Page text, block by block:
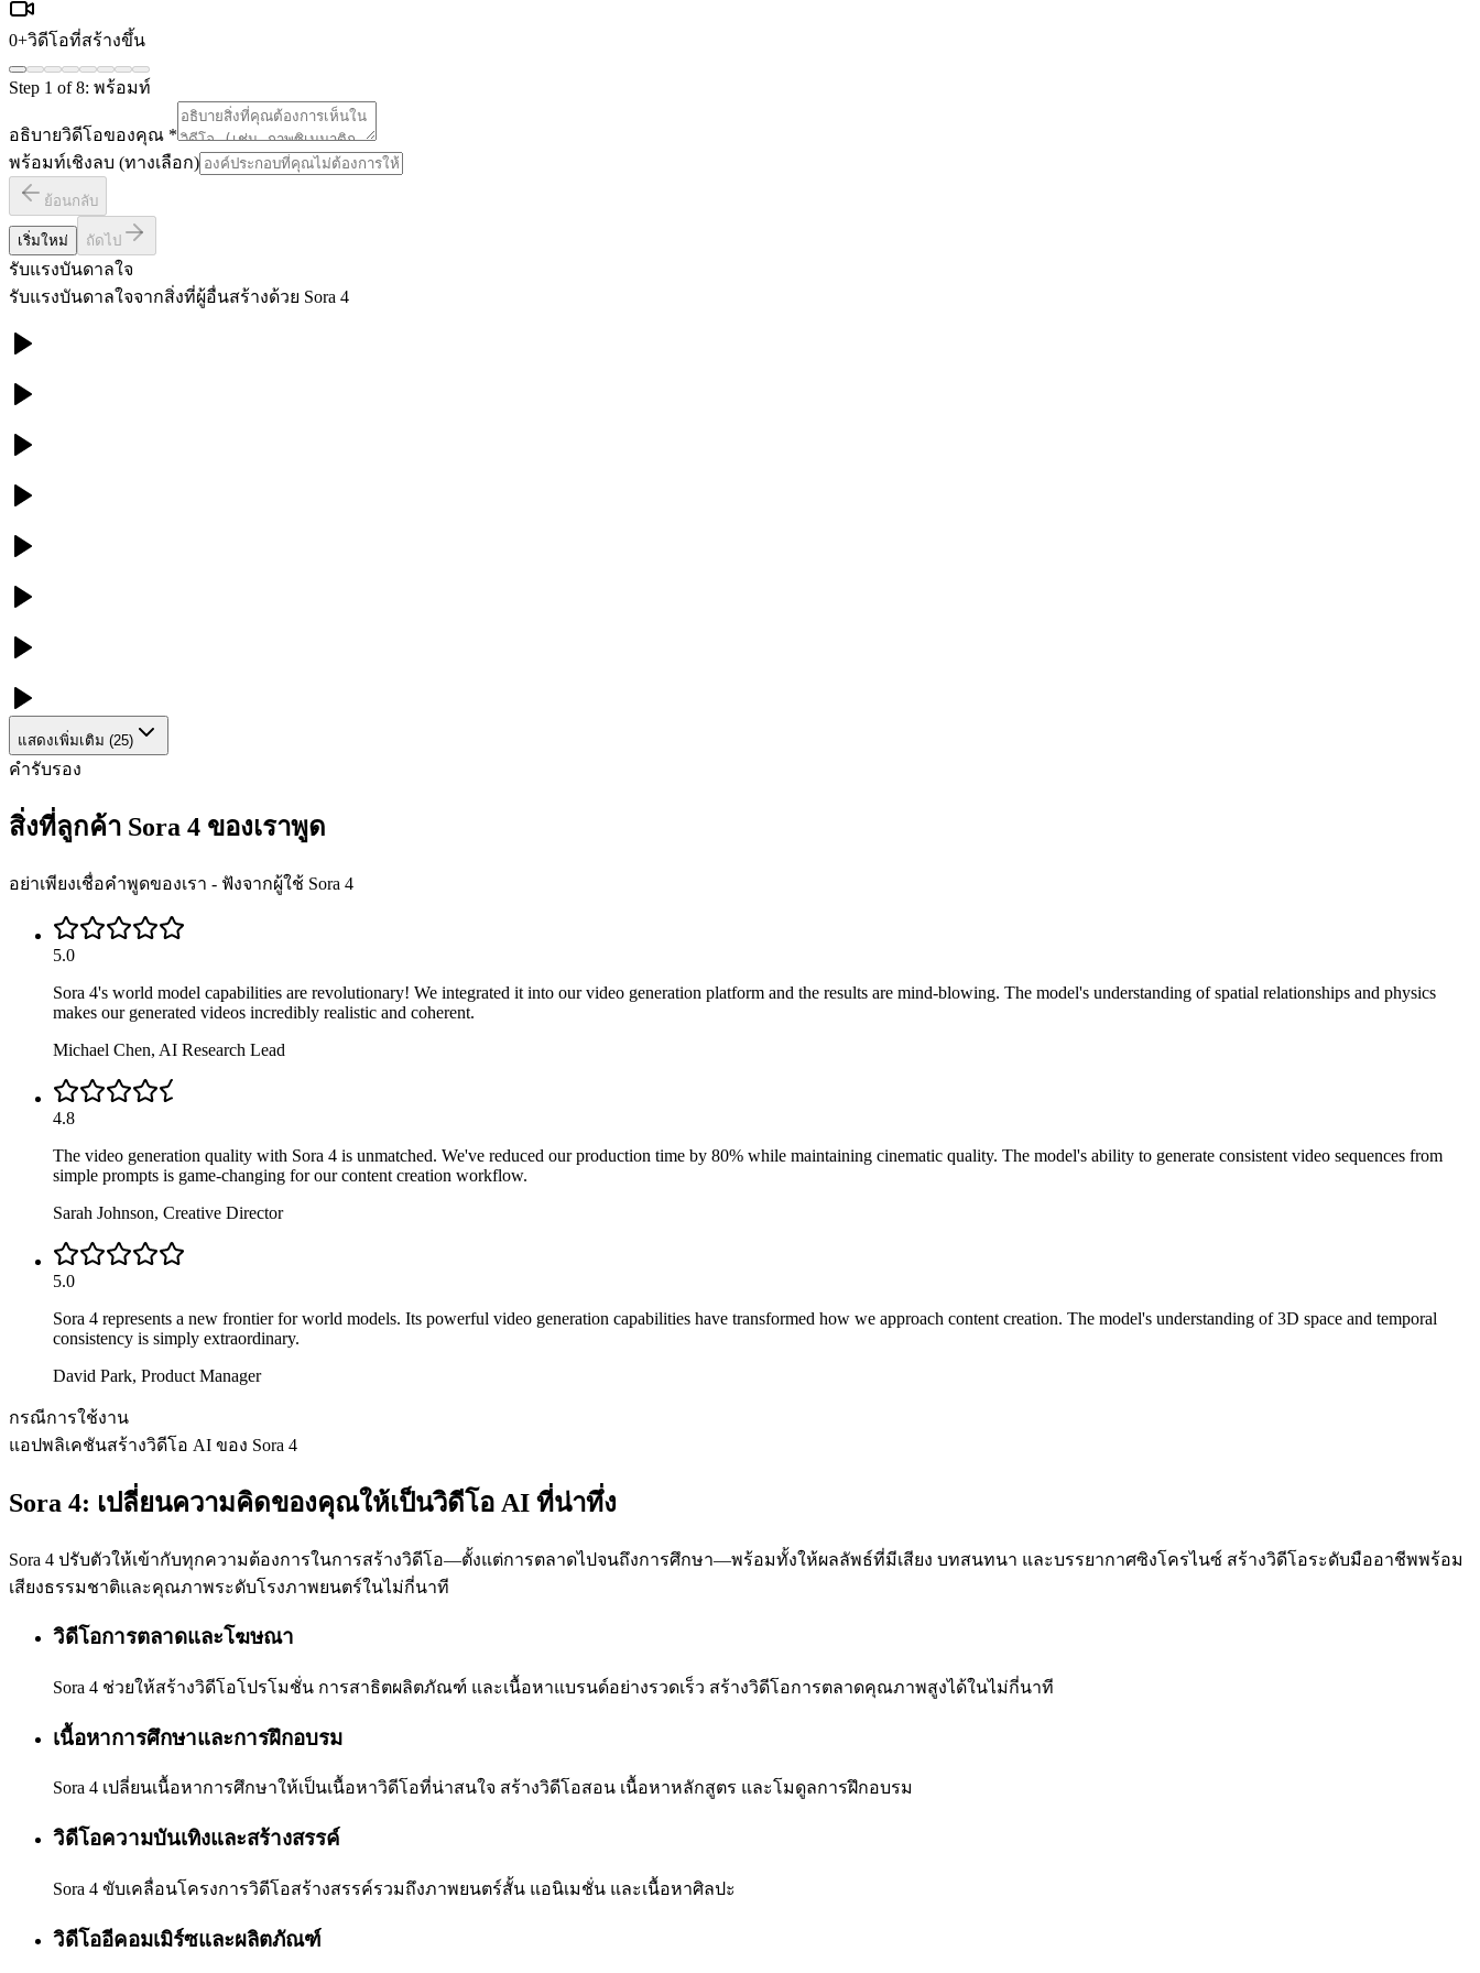
0+วิดีโอที่สร้างขึ้น
Step 1 of8: พร้อมท์
อธิบายวิดีโอของคุณ *
พร้อมท์เชิงลบ (ทางเลือก)
ย้อนกลับ
เริ่มใหม่ ถัดไป
รับแรงบันดาลใจ
รับแรงบันดาลใจจากสิ่งที่ผู้อื่นสร้างด้วย Sora 4
แสดงเพิ่มเติม (25)
คำรับรอง
สิ่งที่ลูกค้า Sora 4 ของเราพูด
อย่าเพียงเชื่อคำพูดของเรา - ฟังจากผู้ใช้ Sora 4
5.0
Sora 4's world model capabilities are revolutionary! We integrated it into our video generation platform and the results are mind-blowing. The model's understanding of spatial relationships and physics
makes our generated videos incredibly realistic and coherent.
Michael Chen, AI Research Lead
4.8
The video generation quality with Sora 4 is unmatched. We've reduced our production time by 80% while maintaining cinematic quality. The model's ability to generate consistent video sequences from
simple prompts is game-changing for our content creation workflow.
Sarah Johnson, Creative Director
5.0
Sora 4 represents a new frontier for world models. Its powerful video generation capabilities have transformed how we approach content creation. The model's understanding of 3D space and temporal
consistency is simply extraordinary.
David Park, Product Manager
กรณีการใช้งาน
แอปพลิเคชันสร้างวิดีโอ AI ของ Sora 4
Sora 4: เปลี่ยนความคิดของคุณให้เป็นวิดีโอ AI ที่น่าทึ่ง
Sora 4 ปรับตัวให้เข้ากับทุกความต้องการในการสร้างวิดีโอ—ตั้งแต่การตลาดไปจนถึงการศึกษา—พร้อมทั้งให้ผลลัพธ์ที่มีเสียง บทสนทนา และบรรยากาศซิงโครไนซ์ สร้างวิดีโอระดับมืออาชีพพร้อม
เสียงธรรมชาติและคุณภาพระดับโรงภาพยนตร์ในไม่กี่นาที
วิดีโอการตลาดและโฆษณา
Sora 4 ช่วยให้สร้างวิดีโอโปรโมชั่น การสาธิตผลิตภัณฑ์ และเนื้อหาแบรนด์อย่างรวดเร็ว สร้างวิดีโอการตลาดคุณภาพสูงได้ในไม่กี่นาที
เนื้อหาการศึกษาและการฝึกอบรม
Sora 4 เปลี่ยนเนื้อหาการศึกษาให้เป็นเนื้อหาวิดีโอที่น่าสนใจ สร้างวิดีโอสอน เนื้อหาหลักสูตร และโมดูลการฝึกอบรม
วิดีโอความบันเทิงและสร้างสรรค์
Sora 4 ขับเคลื่อนโครงการวิดีโอสร้างสรรค์รวมถึงภาพยนตร์สั้น แอนิเมชั่น และเนื้อหาศิลปะ
วิดีโออีคอมเมิร์ซและผลิตภัณฑ์